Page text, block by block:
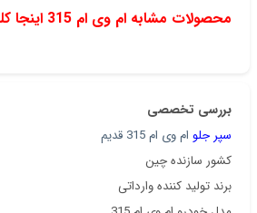
محصولات مشابه ام وی ام 315 اینجا کلیک کنید
بررسی تخصصی
سپر جلو ام وی ام 315 قدیم
کشور سازنده چین
برند تولید کننده وارداتی